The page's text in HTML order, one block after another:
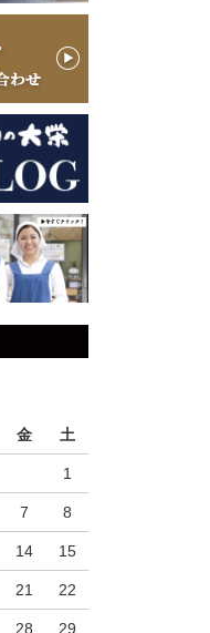
金 土
1
7 8
14 15
21 22
28 29